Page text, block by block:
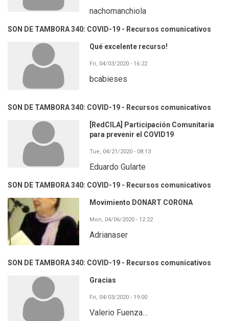
nachomanchiola
SON DE TAMBORA 340: COVID-19 - Recursos comunicativos
Qué excelente recurso!
Fri, 04/03/2020 - 16:22
bcabieses
SON DE TAMBORA 340: COVID-19 - Recursos comunicativos
[RedCILA] Participación Comunitaria
para prevenir el COVID19
Tue, 04/21/2020 - 08:13
Eduardo Gularte
SON DE TAMBORA 340: COVID-19 - Recursos comunicativos
Movimiento DONART CORONA
Mon, 04/06/2020 - 12:22
Adrianaser
SON DE TAMBORA 340: COVID-19 - Recursos comunicativos
Gracias
Fri, 04/03/2020 - 19:00
Valerio Fuenza…